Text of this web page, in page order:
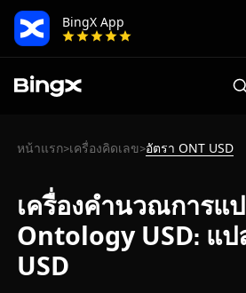
BingX App
หน้าแรก>เครื่องคิดเลข>อัตรา ONT USD
เครื่องคำนวณการแ
Ontology USD: แป
USD